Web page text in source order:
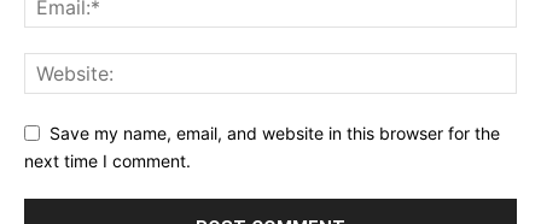
Save my name, email, and website in this browser for the
next time I comment.